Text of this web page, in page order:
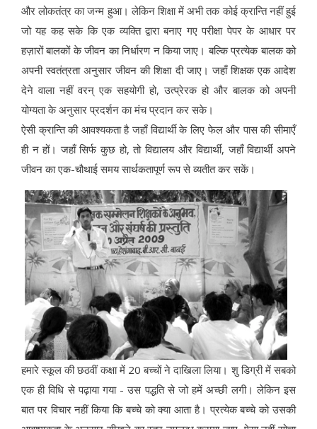
और लोकतंत्र का जन्म हुआ। लेकिन शिक्षा में अभी तक कोई क्रान्ति नहीं हुई
जो यह कह सके कि एक व्यक्ति द्वारा बनाए गए परीक्षा पेपर के आधार पर
हज़ारों बालकों के जीवन का निर्धारण न किया जाए। बल्कि प्रत्येक बालक को
अपनी स्वतंत्रता अनुसार जीवन की शिक्षा दी जाए। जहाँ शिक्षक एक आदेश
देने वाला नहीं वरन् एक सहयोगी हो, उत्प्रेरक हो और बालक को अपनी
योग्यता के अनुसार प्रदर्शन का मंच प्रदान कर सके।
ऐसी क्रान्ति की आवश्यकता है जहाँ विद्यार्थी के लिए फेल और पास की सीमाएँ
ही न हों। जहाँ सिर्फ कुछ हो, तो विद्यालय और विद्यार्थी, जहाँ विद्यार्थी अपने
जीवन का एक-चौथाई समय सार्थकतापूर्ण रूप से व्यतीत कर सकें।
हमारे स्कूल की छठवीं कक्षा में 20 बच्चों ने दाखिला लिया। शु डिग्री में सबको
एक ही विधि से पढ़ाया गया - उस पद्धति से जो हमें अच्छी लगी। लेकिन इस
बात पर विचार नहीं किया कि बच्चे को क्या आता है। प्रत्येक बच्चे को उसकी